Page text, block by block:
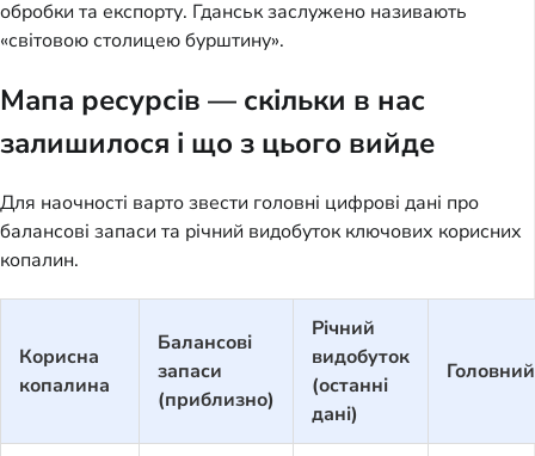
обробки та експорту. Гданськ заслужено називають
«світовою столицею бурштину».
Мапа ресурсів — скільки в нас
залишилося і що з цього вийде
Для наочності варто звести головні цифрові дані про
балансові запаси та річний видобуток ключових корисних
копалин.
Корисна
копалина
Балансові
запаси
(приблизно)
Річний
видобуток
(останні
дані)